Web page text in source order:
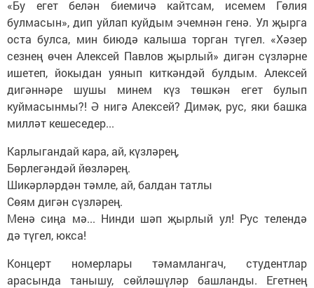
«Бу егет белән биемичә кайтсам, исемем Гөлия
булмасын», дип уйлап куйдым эчемнән генә. Ул җырга
оста булса, мин биюдә калыша торган түгел. «Хәзер
сезнең өчен Алексей Павлов җырлый» дигән сүзләрне
ишетеп, йокыдан уянып киткәндәй булдым. Алексей
дигәннәре шушы минем күз төшкән егет булып
куймасынмы?! Ә нигә Алексей? Димәк, рус, яки башка
милләт кешеседер...
Карлыгандай кара, ай, күзләрең,
Бөрлегәндәй йөзләрең.
Шикәрләрдән тәмле, ай, балдан татлы
Сөям дигән сүзләрең.
Менә сиңа мә... Нинди шәп җырлый ул! Рус телендә
дә түгел, юкса!
Концерт номерлары тәмамлангач, студентлар
арасында танышу, сөйләшүләр башланды. Егетнең